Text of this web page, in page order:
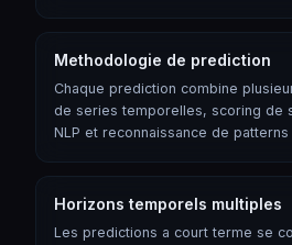
Methodologie de prediction
Chaque prediction combine
de series temporelles, scoring de
NLP et reconnaissance de
Horizons temporels multiples
Les predictions a court terme se